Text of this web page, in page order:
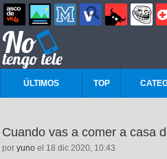
ÚLTIMOS TOP
Cuando vas a comer a casa
por yuno el 18 dic 2020, 10:43